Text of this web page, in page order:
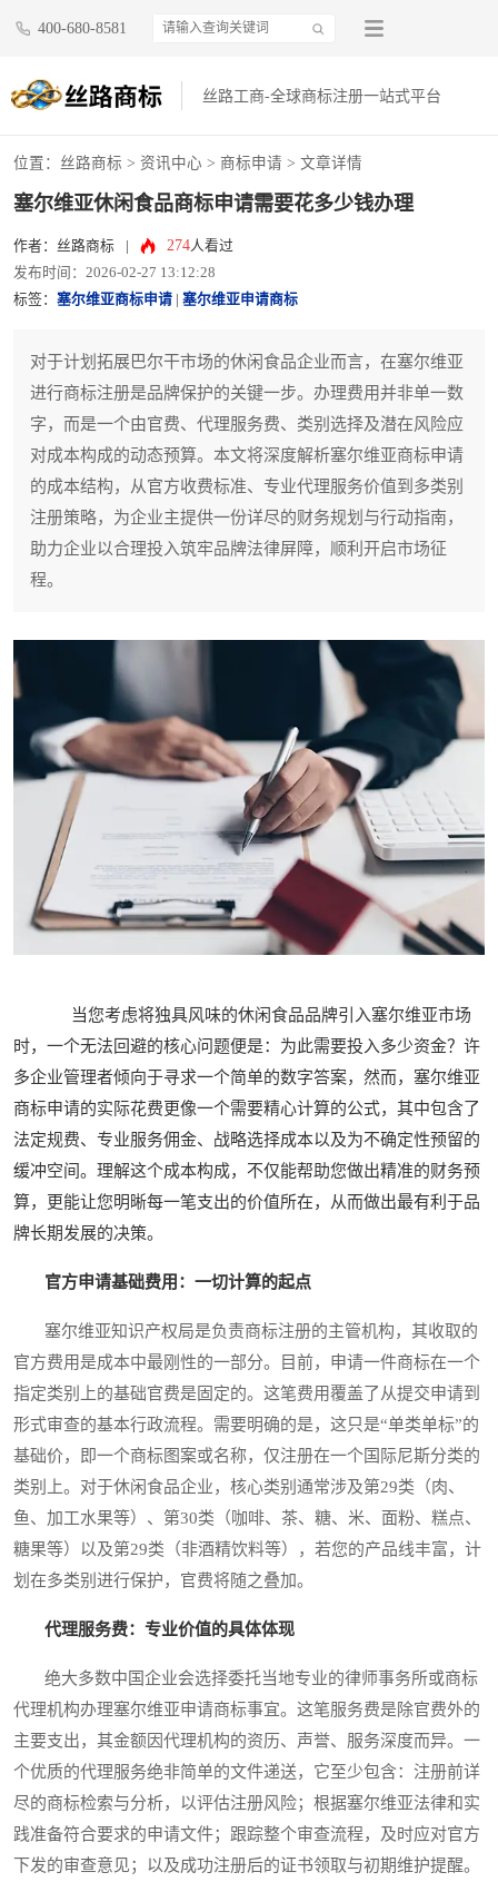
400-680-8581
丝路工商-全球商标注册一站式平台
位置： 丝路商标 > 资讯中心 > 商标申请 > 文章详情
塞尔维亚休闲食品商标申请需要花多少钱办理
作者：丝路商标 274人看过
发布时间：2026-02-27 13:12:28
标签： 塞尔维亚商标申请 塞尔维亚申请商标
对于计划拓展巴尔干市场的休闲食品企业而言，在塞尔维亚
进行商标注册是品牌保护的关键一步。办理费用并非单一数
字，而是一个由官费、代理服务费、类别选择及潜在风险应
对成本构成的动态预算。本文将深度解析塞尔维亚商标申请
的成本结构，从官方收费标准、专业代理服务价值到多类别
注册策略，为企业主提供一份详尽的财务规划与行动指南，
助力企业以合理投入筑牢品牌法律屏障，顺利开启市场征
程。
当您考虑将独具风味的休闲食品品牌引入塞尔维亚市场
时，一个无法回避的核心问题便是：为此需要投入多少资金？许
多企业管理者倾向于寻求一个简单的数字答案，然而，塞尔维亚
商标申请的实际花费更像一个需要精心计算的公式，其中包含了
法定规费、专业服务佣金、战略选择成本以及为不确定性预留的
缓冲空间。理解这个成本构成，不仅能帮助您做出精准的财务预
算，更能让您明晰每一笔支出的价值所在，从而做出最有利于品
牌长期发展的决策。
官方申请基础费用：一切计算的起点
塞尔维亚知识产权局是负责商标注册的主管机构，其收取的
官方费用是成本中最刚性的一部分。目前，申请一件商标在一个
指定类别上的基础官费是固定的。这笔费用覆盖了从提交申请到
形式审查的基本行政流程。需要明确的是，这只是“单类单标”的
基础价，即一个商标图案或名称，仅注册在一个国际尼斯分类的
类别上。对于休闲食品企业，核心类别通常涉及第29类（肉、
鱼、加工水果等）、第30类（咖啡、茶、糖、米、面粉、糕点、
糖果等）以及第29类（非酒精饮料等），若您的产品线丰富，计
划在多类别进行保护，官费将随之叠加。
代理服务费：专业价值的具体体现
绝大多数中国企业会选择委托当地专业的律师事务所或商标
代理机构办理塞尔维亚申请商标事宜。这笔服务费是除官费外的
主要支出，其金额因代理机构的资历、声誉、服务深度而异。一
个优质的代理服务绝非简单的文件递送，它至少包含：注册前详
尽的商标检索与分析，以评估注册风险；根据塞尔维亚法律和实
践准备符合要求的申请文件；跟踪整个审查流程，及时应对官方
下发的审查意见；以及成功注册后的证书领取与初期维护提醒。